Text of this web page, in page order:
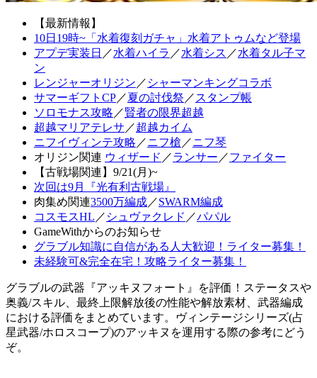
【最新情報】
10日19時~「水着復刻ガチャ」水着アトゥムなど登場
アプデ実装日 ／水着ハイラ ／水着シス ／水着タル子マ
ン
レンジャーオリジン ／ シャーマンキングコラボ
サマーギフトCP／夏の討伐祭 ／ スタンプ帳
ソロモナス攻略 ／賢者の限界超越
超越マリアテレサ ／超越カイム
ニフイヴィンテ攻略 ／ニフ槍 ／ニフ琴
オリジン関連 ウィザード ／ランサー ／ファイター
【古戦場関連】9/21(月)~
次回は9月『光有利古戦場』
肉集め関連3500万編成／SWARM編成
コスモスHL ／ シュヴァクレド ／パパル
GameWithからのお知らせ
グラブル知識に自信がある人大歓迎！ライター募集！
未経験可&完全在宅！攻略ライター募集！
グラブルの武器『アッキヌフォート』を評価！ステータスや
奥義/スキル、最終上限解放後の性能や解放素材、武器編成
における評価をまとめています。ヴィンテージシリーズ(占
星武器/ホロスコープ)のアッキヌを運用する際の参考にどう
ぞ。